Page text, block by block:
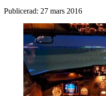
Publicerad: 27 mars 2016